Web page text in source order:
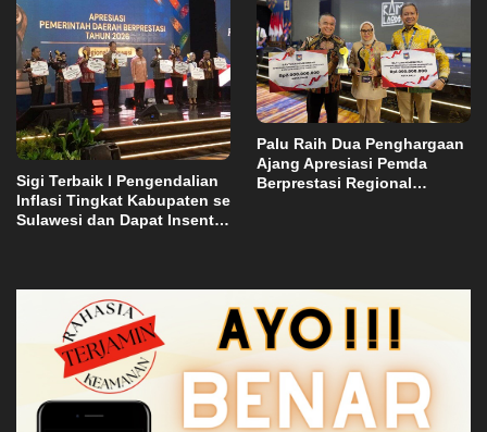
Sigi Terbaik I Pengendalian
Inflasi Tingkat Kabupaten se
Sulawesi dan Dapat Insentif
Palu Raih Dua Penghargaan
Ajang Apresiasi Pemda
Berprestasi Regional